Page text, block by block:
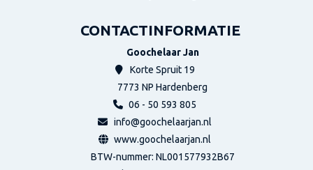
CONTACTINFORMATIE
Goochelaar Jan
Korte Spruit 19
7773 NP Hardenberg
06 - 50 593 805
info@goochelaarjan.nl
www.goochelaarjan.nl
BTW-nummer: NL001577932B67